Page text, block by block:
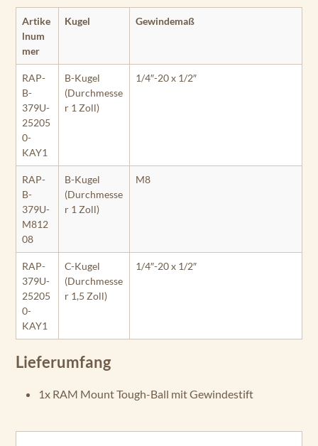
Artike
lnum
mer
Kugel Gewindemaß
RAP-
B-
379U-
25205
0-
KAY1
B-Kugel
(Durchmesse
r 1 Zoll)
1/4″-20 x 1/2″
RAP-
B-
379U-
M812
08
B-Kugel
(Durchmesse
r 1 Zoll)
M8
RAP-
379U-
25205
0-
KAY1
C-Kugel
(Durchmesse
r 1,5 Zoll)
1/4″-20 x 1/2″
Lieferumfang
1x RAM Mount Tough-Ball mit Gewindestift